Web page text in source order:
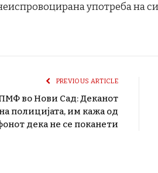
употреба на
PREVIOUS ARTICLE
во Нови Сад: Деканот
полицијата, им кажа од
дека не се поканети